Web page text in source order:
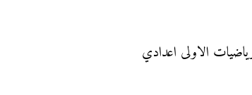
الاولى اعدادي